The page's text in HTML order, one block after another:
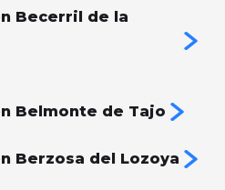
Becerril de la
Belmonte de Tajo
Berzosa del Lozoya